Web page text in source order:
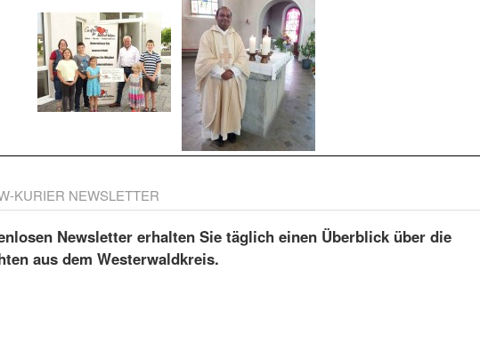
KURIER NEWSLETTER
Newsletter erhalten Sie täglich einen Überblick über die
aus dem Westerwaldkreis.